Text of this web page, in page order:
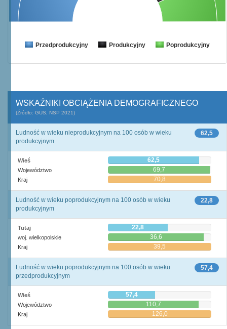
Przedprodukcyjny Produkcyjny Poprodukcyjny
WSKAŹNIKI OBCIĄŻENIA DEMOGRAFICZNEGO
(Źródło: GUS, NSP 2021)
62,5
Ludność w wieku nieprodukcyjnym na 100 osób w wieku
produkcyjnym
Wieś 62,5
Województwo 69,7
Kraj 70,8
22,8
Ludność w wieku poprodukcyjnym na 100 osób w wieku
produkcyjnym
Tutaj 22,8
woj. wielkopolskie 36,6
Kraj 39,5
57,4
Ludność w wieku poprodukcyjnym na 100 osób w wieku
przedprodukcyjnym
Wieś 57,4
Województwo 110,7
Kraj 126,0